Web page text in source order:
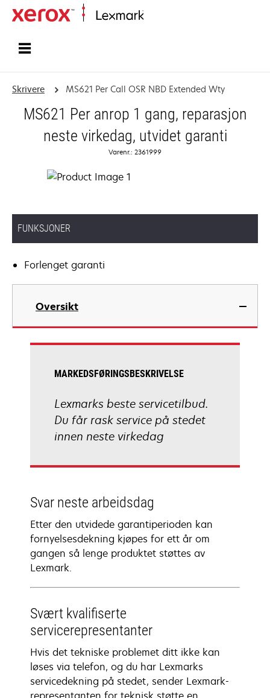
Skrivere MS621 Per Call OSR NBD Extended Wty
MS621 Per anrop 1 gang, reparasjon
neste virkedag, utvidet garanti
Varenr.: 2361999
FUNKSJONER
Forlenget garanti
Oversikt
MARKEDSFØRINGSBESKRIVELSE
Lexmarks beste servicetilbud.
Du får rask service på stedet
innen neste virkedag
Svar neste arbeidsdag
Etter den utvidede garantiperioden kan
fornyelsesdekning kjøpes for ett år om
gangen så lenge produktet støttes av
Lexmark.
Svært kvalifiserte
servicerepresentanter
Hvis det tekniske problemet ditt ikke kan
løses via telefon, og du har Lexmarks
servicedekning på stedet, sender Lexmark-